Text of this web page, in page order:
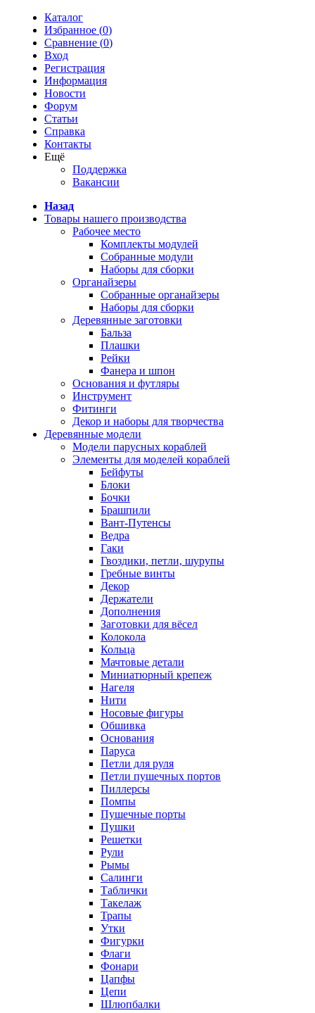
Каталог
Избранное (0)
Сравнение (0)
Вход
Регистрация
Информация
Новости
Форум
Статьи
Справка
Контакты
Ещё
Поддержка
Вакансии
Назад
Товары нашего производства
Рабочее место
Комплекты модулей
Собранные модули
Наборы для сборки
Органайзеры
Собранные органайзеры
Наборы для сборки
Деревянные заготовки
Бальза
Плашки
Рейки
Фанера и шпон
Основания и футляры
Инструмент
Фитинги
Декор и наборы для творчества
Деревянные модели
Модели парусных кораблей
Элементы для моделей кораблей
Бейфуты
Блоки
Бочки
Брашпили
Вант-Путенсы
Ведра
Гаки
Гвоздики, петли, шурупы
Гребные винты
Декор
Держатели
Дополнения
Заготовки для вёсел
Колокола
Кольца
Мачтовые детали
Миниатюрный крепеж
Нагеля
Нити
Носовые фигуры
Обшивка
Основания
Паруса
Петли для руля
Петли пушечных портов
Пиллерсы
Помпы
Пушечные порты
Пушки
Решетки
Рули
Рымы
Салинги
Таблички
Такелаж
Трапы
Утки
Фигурки
Флаги
Фонари
Цапфы
Цепи
Шлюпбалки